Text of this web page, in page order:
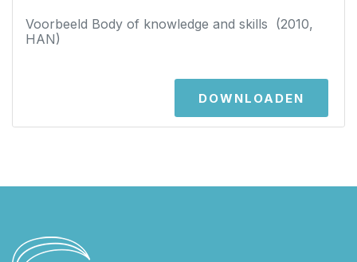
Voorbeeld Body of knowledge and skills (2010,
HAN)
DOWNLOADEN